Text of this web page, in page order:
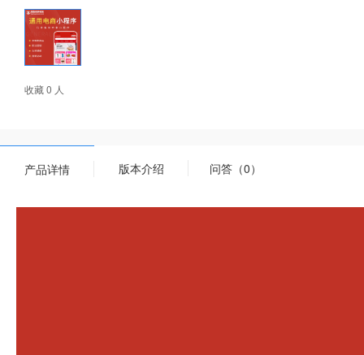
收藏 0 人
产品详情 版本介绍 问答（0）